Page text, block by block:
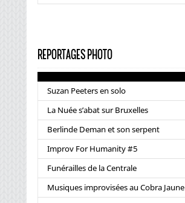
REPORTAGES PHOTO
Suzan Peeters en solo
La Nuée s’abat sur Bruxelles
Berlinde Deman et son serpent
Improv For Humanity #5
Funérailles de la Centrale
Musiques improvisées au Cobra Jaune